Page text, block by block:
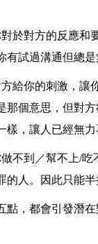
對於對方的反應和
有試過溝通但總
方給你的刺激，讓
那個意思，但對
樣，讓人已經無力
做不到／幫不上/
的人。因此只能
點，都會引發潛在